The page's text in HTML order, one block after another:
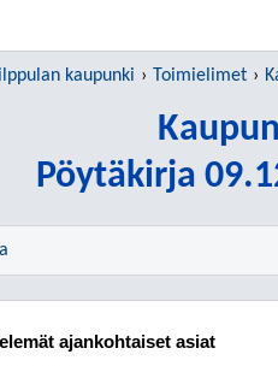
SIIRRY
kaupunki Toimielimet
Pöytäkirja
ajankohtaiset asiat